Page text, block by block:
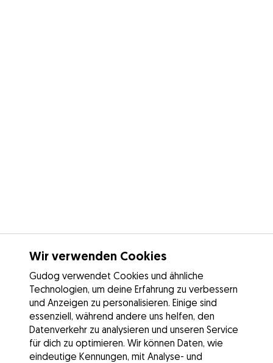
Wir verwenden Cookies
Gudog verwendet Cookies und ähnliche
Technologien, um deine Erfahrung zu verbessern
und Anzeigen zu personalisieren. Einige sind
essenziell, während andere uns helfen, den
Datenverkehr zu analysieren und unseren Service
für dich zu optimieren. Wir können Daten, wie
eindeutige Kennungen, mit Analyse- und